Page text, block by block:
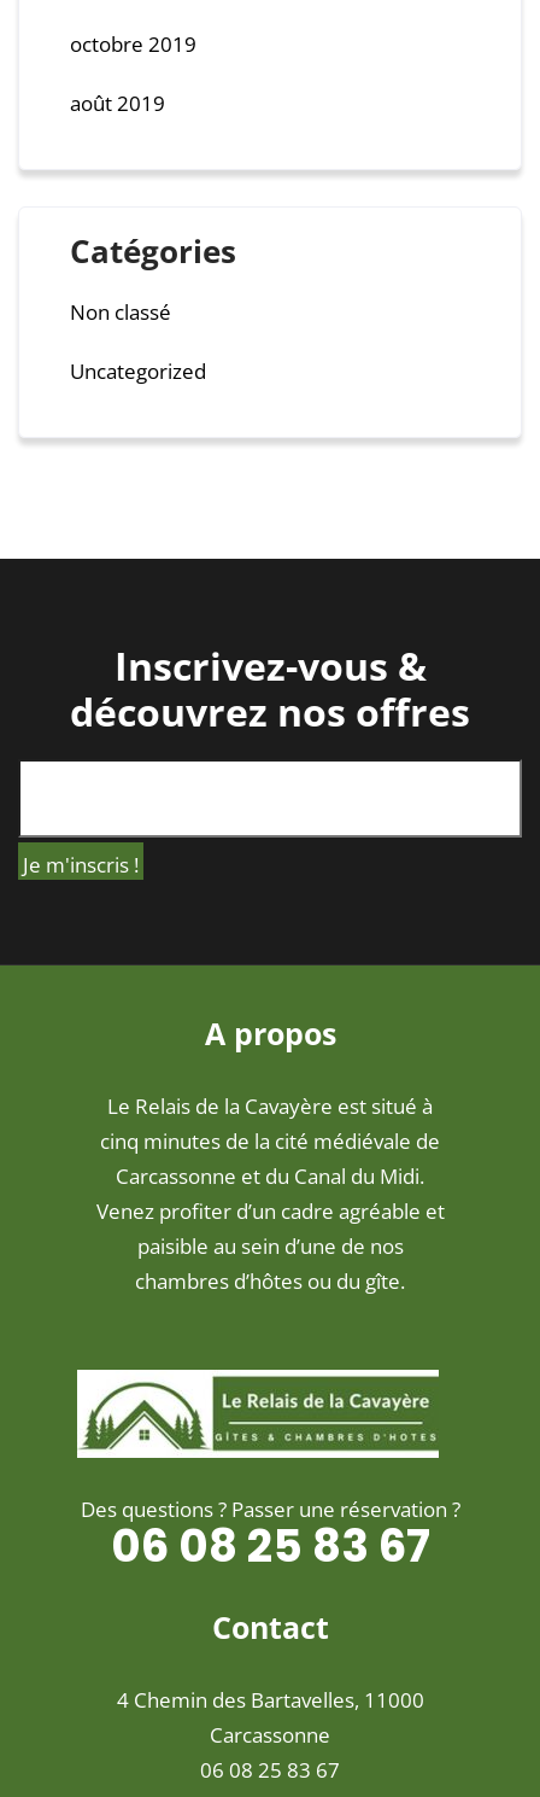
octobre 2019
août 2019
Catégories
Non classé
Uncategorized
Inscrivez-vous &
découvrez nos offres
A propos
Le Relais de la Cavayère est situé à
cinq minutes de la cité médiévale de
Carcassonne et du Canal du Midi.
Venez profiter d’un cadre agréable et
paisible au sein d’une de nos
chambres d’hôtes ou du gîte.
Des questions ? Passer une réservation ?
06 08 25 83 67
Contact
4 Chemin des Bartavelles, 11000
Carcassonne
06 08 25 83 67